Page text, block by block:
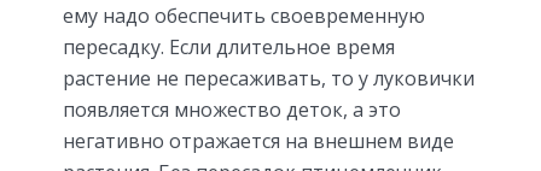
ему надо обеспечить своевременную
пересадку. Если длительное время
растение не пересаживать, то у луковички
появляется множество деток, а это
негативно отражается на внешнем виде